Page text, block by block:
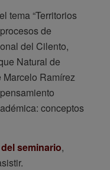
tema “Territorios
de
del Cilento,
Natural de
Marcelo Ramírez
conceptos
seminario,